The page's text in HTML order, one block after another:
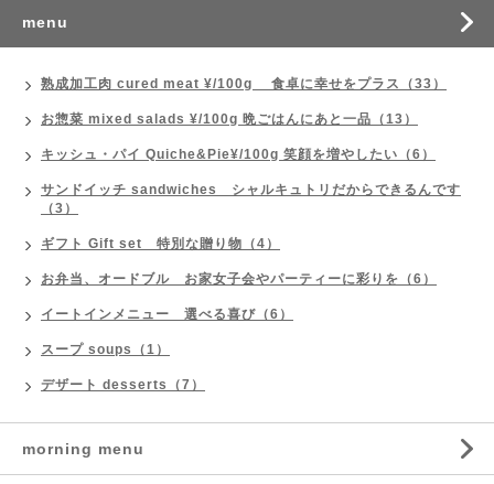
menu
熟成加工肉 cured meat ¥/100g 食卓に幸せをプラス（33）
お惣菜 mixed salads ¥/100g 晩ごはんにあと一品（13）
キッシュ・パイ Quiche&Pie¥/100g 笑顔を増やしたい（6）
サンドイッチ sandwiches シャルキュトリだからできるんです
（3）
ギフト Gift set 特別な贈り物（4）
お弁当、オードブル お家女子会やパーティーに彩りを（6）
イートインメニュー 選べる喜び（6）
スープ soups（1）
デザート desserts（7）
morning menu